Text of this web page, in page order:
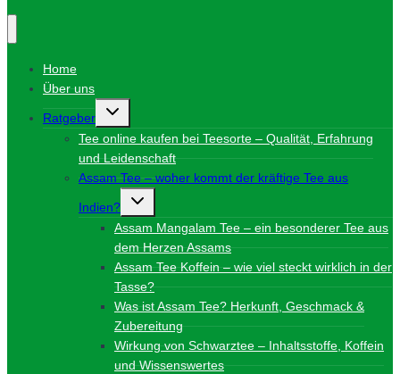
Home
Über uns
Ratgeber
Untermenü
Tee online kaufen bei Teesorte – Qualität, Erfahrung
und Leidenschaft
Assam Tee – woher kommt der kräftige Tee aus
Indien?
Untermenü
Assam Mangalam Tee – ein besonderer Tee aus
dem Herzen Assams
Assam Tee Koffein – wie viel steckt wirklich in der
Tasse?
Was ist Assam Tee? Herkunft, Geschmack &
Zubereitung
Wirkung von Schwarztee – Inhaltsstoffe, Koffein
und Wissenswertes